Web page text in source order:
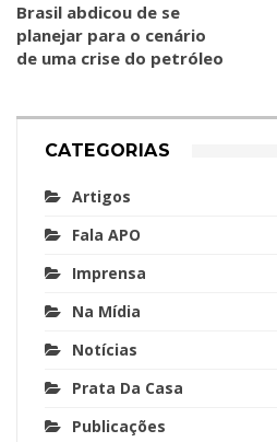
Brasil abdicou de se
planejar para o cenário
de uma crise do petróleo
CATEGORIAS
Artigos
Fala APO
Imprensa
Na Mídia
Notícias
Prata Da Casa
Publicações